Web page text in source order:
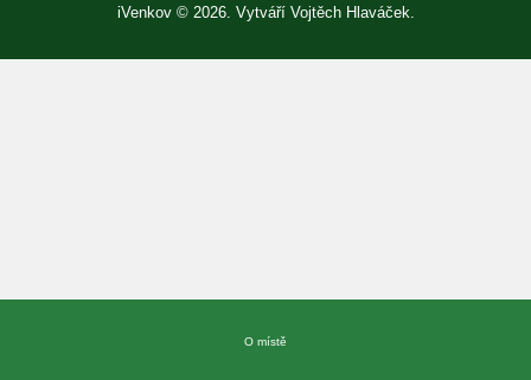
iVenkov © 2026. Vytváří Vojtěch Hlaváček
O místě